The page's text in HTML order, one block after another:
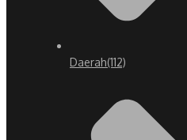
Daerah(112)